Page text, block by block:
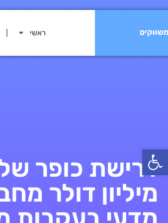
פתח סרגל נגישות
ראשי
מיליון דולר